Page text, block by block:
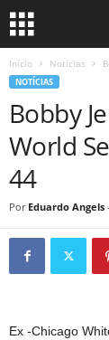
Início Notícias
NOTÍCIAS
Bobby
World
44
Por Eduardo Angels -
Ex -Chicago